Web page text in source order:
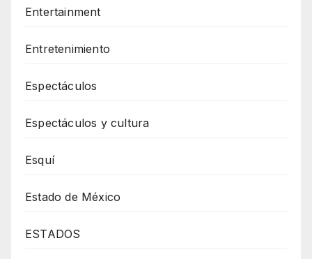
Entertainment
Entretenimiento
Espectáculos
Espectáculos y cultura
Esquí
Estado de México
ESTADOS